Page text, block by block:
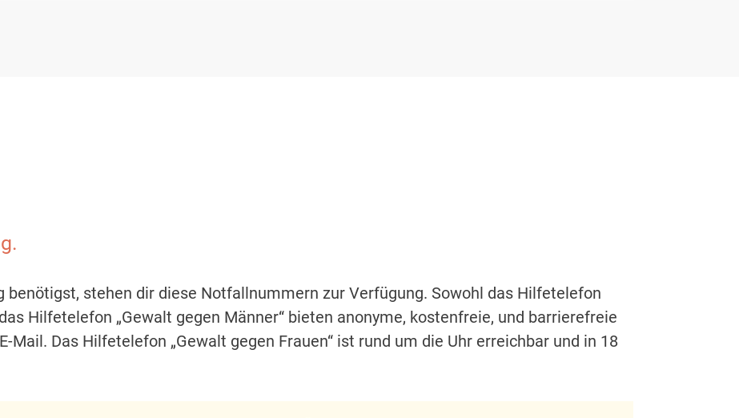
benötigst, stehen dir diese Notfallnummern zur Verfügung. Sowohl das Hilfetelefon
Hilfetelefon „Gewalt gegen Männer“ bieten anonyme, kostenfreie, und barrierefreie
Mail. Das Hilfetelefon „Gewalt gegen Frauen“ ist rund um die Uhr erreichbar und in 18